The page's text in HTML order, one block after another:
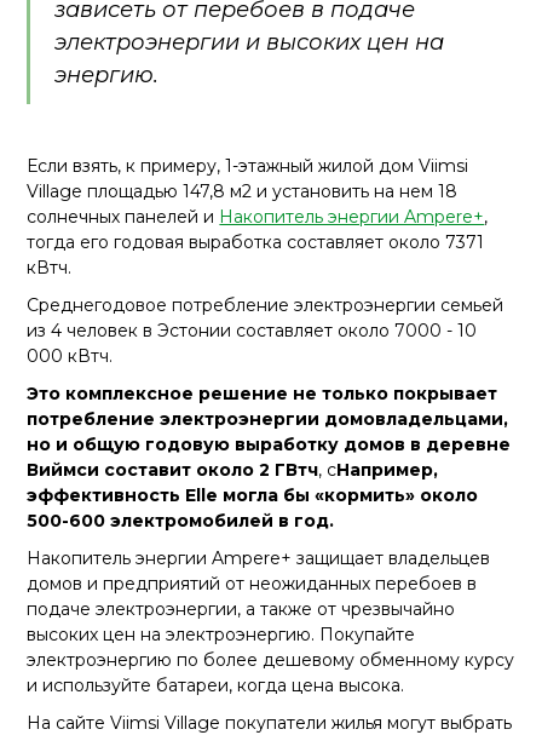
зависеть от перебоев в подаче
электроэнергии и высоких цен на
энергию.
Если взять, к примеру, 1-этажный жилой дом Viimsi
Village площадью 147,8 м2 и установить на нем 18
солнечных панелей и Накопитель энергии Ampere+,
тогда его годовая выработка составляет около 7371
кВтч.
Среднегодовое потребление электроэнергии семьей
из 4 человек в Эстонии составляет около 7000 - 10
000 кВтч.
Это комплексное решение не только покрывает
потребление электроэнергии домовладельцами,
но и общую годовую выработку домов в деревне
Виймси составит около 2 ГВтч, сНапример,
эффективность Elle могла бы «кормить» около
500-600 электромобилей в год.
Накопитель энергии Ampere+ защищает владельцев
домов и предприятий от неожиданных перебоев в
подаче электроэнергии, а также от чрезвычайно
высоких цен на электроэнергию. Покупайте
электроэнергию по более дешевому обменному курсу
и используйте батареи, когда цена высока.
На сайте Viimsi Village покупатели жилья могут выбрать